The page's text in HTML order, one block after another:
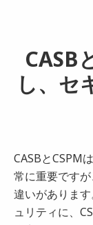
CASB
し、セ
CASBとCSPM
常に重要です
違いがありま
ュリティに、